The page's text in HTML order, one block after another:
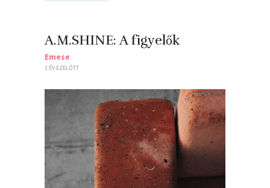
A.M.SHINE: A figyelők
Emese
1 ÉV EZELŐTT